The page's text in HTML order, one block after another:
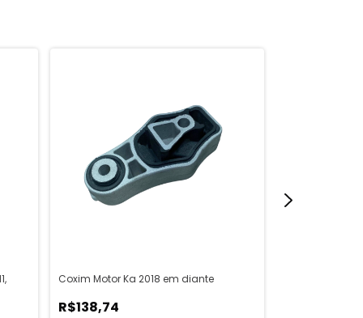
Coxim Motor Ka 2018 em diante
R$138,74